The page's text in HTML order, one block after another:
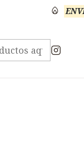
Veterinario